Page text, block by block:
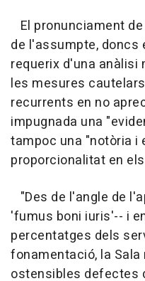
El pronunciament
de l'assumpte, doncs
requerix d'una anàlisi
les mesures
recurrents en no
impugnada una
tampoc una "notòria i
proporcionalitat en
"Des de l'angle de
'fumus boni iuris'-- i
percentatges dels
fonamentació, la
ostensibles defectes